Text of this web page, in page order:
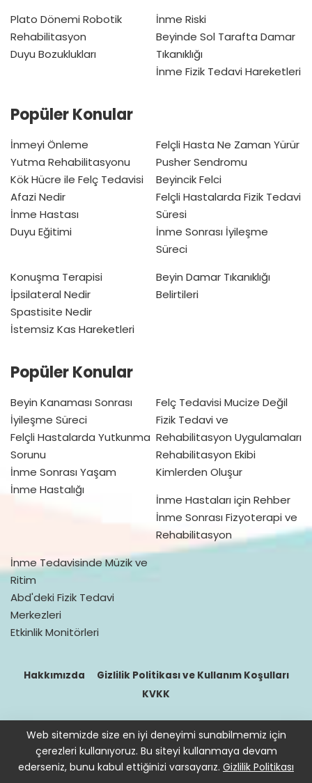
Plato Dönemi Robotik
Rehabilitasyon
Duyu Bozuklukları
İnme Riski
Beyinde Sol Tarafta Damar
Tıkanıklığı
İnme Fizik Tedavi Hareketleri
Popüler Konular
İnmeyi Önleme
Yutma Rehabilitasyonu
Kök Hücre ile Felç Tedavisi
Afazi Nedir
İnme Hastası
Duyu Eğitimi
Felçli Hasta Ne Zaman Yürür
Pusher Sendromu
Beyincik Felci
Felçli Hastalarda Fizik Tedavi
Süresi
İnme Sonrası İyileşme
Süreci
Konuşma Terapisi
İpsilateral Nedir
Spastisite Nedir
İstemsiz Kas Hareketleri
Beyin Damar Tıkanıklığı
Belirtileri
Popüler Konular
Beyin Kanaması Sonrası
İyileşme Süreci
Felçli Hastalarda Yutkunma
Sorunu
İnme Sonrası Yaşam
İnme Hastalığı
Felç Tedavisi Mucize Değil
Fizik Tedavi ve
Rehabilitasyon Uygulamaları
Rehabilitasyon Ekibi
Kimlerden Oluşur
İnme Hastaları için Rehber
İnme Sonrası Fizyoterapi ve
Rehabilitasyon
İnme Tedavisinde Müzik ve
Ritim
Abd'deki Fizik Tedavi
Merkezleri
Etkinlik Monitörleri
Hakkımızda
Gizlilik Politikası ve Kullanım Koşulları
KVKK
© 2016–2021 doktorfizik
Site içeriğinde bulunan bilgiler destek sağlamak içindir. Hekimin
hastasını tıbbi amaçla muayene etmesi, tanı ve teşhis koyması
Web sitemizde size en iyi deneyimi sunabilmemiz için
çerezleri kullanıyoruz. Bu siteyi kullanmaya devam
ederseniz, bunu kabul ettiğinizi varsayarız. Gizlilik Politikası